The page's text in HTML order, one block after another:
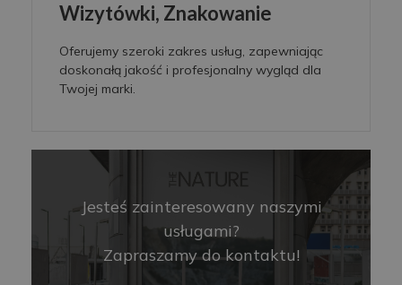
Wizytówki, Znakowanie
Oferujemy szeroki zakres usług, zapewniając
doskonałą jakość i profesjonalny wygląd dla
Twojej marki.
Jesteś zainteresowany naszymi
usługami?
Zapraszamy do kontaktu!